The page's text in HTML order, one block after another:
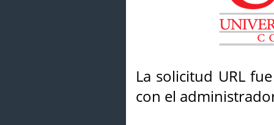
La solicitud URL
con el